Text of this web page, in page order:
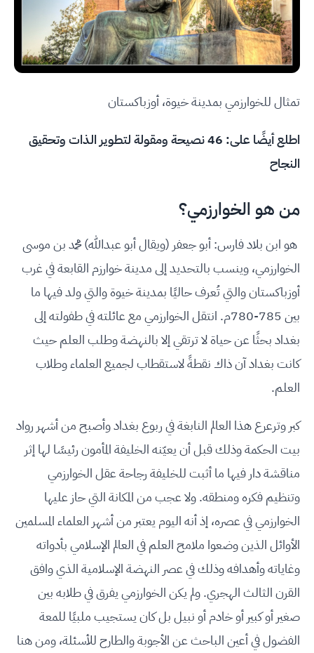
تمثال للخوارزمي بمدينة خيوة، أوزباكستان
اطلع أيضًا على:
46 نصيحة ومقولة لتطوير الذات وتحقيق
النجاح
من هو الخوارزمي؟
هو ابن بلاد فارس: أبو جعفر (ويقال أبو عبدالله) محمد بن موسى
الخوارزمي، وينسب بالتحديد إلى مدينة خوارزم القابعة في غرب
أوزباكستان والتي تُعرف حاليًا بمدينة خيوة والتي ولد فيها ما
بين 785-780م. انتقل الخوارزمي مع عائلته في طفولته إلى
بغداد بحثًا عن حياة لا ترتقي إلا بالنهضة وطلب العلم حيث
كانت بغداد آن ذاك نقطةً لاستقطاب لجميع العلماء وطلاب
العلم.
كبر وترعرع هذا العالم النابغة في ربوع بغداد وأصبح من أشهر رواد
بيت الحكمة وذلك قبل أن يعيّنه الخليفة المأمون رئيسًا لها إثر
مناقشة دار فيها ما أثبت للخليفة رجاحة عقل الخوارزمي
وتنظيم فكره ومنطقه. ولا عجب من المكانة التي حاز عليها
الخوارزمي في عصره، إذ أنه اليوم يعتبر من أشهر العلماء المسلمين
الأوائل الذين وضعوا ملامح العلم في العالم الإسلامي بأدواته
وغاياته وأهدافه وذلك في عصر النهضة الإسلامية الذي وافق
القرن الثالث الهجري. ولم يكن الخوارزمي يفرق في طلابه بين
صغير أو كبير أو خادم أو نبيل بل كان يستجيب ملبيًا للمعة
الفضول في أعين الباحث عن الأجوبة والطارح للأسئلة، ومن هنا